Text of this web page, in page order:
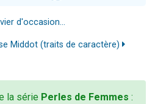
d'occasion...
Middot (traits de caractère)
la série Perles de Femmes :